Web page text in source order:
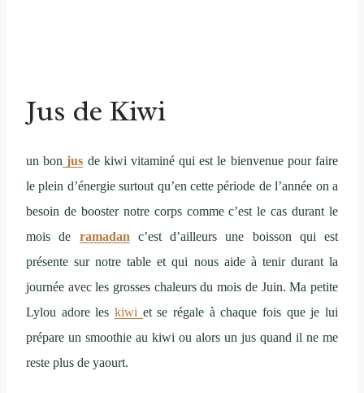
Jus de Kiwi
un bon jus de kiwi vitaminé qui est le bienvenue pour faire
le plein d’énergie surtout qu’en cette période de l’année on a
besoin de booster notre corps comme c’est le cas durant le
mois de ramadan c’est d’ailleurs une boisson qui est
présente sur notre table et qui nous aide à tenir durant la
journée avec les grosses chaleurs du mois de Juin. Ma petite
Lylou adore les kiwi et se régale à chaque fois que je lui
prépare un smoothie au kiwi ou alors un jus quand il ne me
reste plus de yaourt.